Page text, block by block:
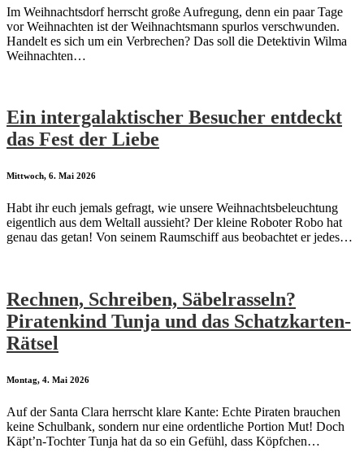
Im Weihnachtsdorf herrscht große Aufregung, denn ein paar Tage
vor Weihnachten ist der Weihnachtsmann spurlos verschwunden.
Handelt es sich um ein Verbrechen? Das soll die Detektivin Wilma
Weihnachten…
Ein intergalaktischer Besucher entdeckt
das Fest der Liebe
Mittwoch, 6. Mai 2026
Habt ihr euch jemals gefragt, wie unsere Weihnachtsbeleuchtung
eigentlich aus dem Weltall aussieht? Der kleine Roboter Robo hat
genau das getan! Von seinem Raumschiff aus beobachtet er jedes…
Rechnen, Schreiben, Säbelrasseln?
Piratenkind Tunja und das Schatzkarten-
Rätsel
Montag, 4. Mai 2026
Auf der Santa Clara herrscht klare Kante: Echte Piraten brauchen
keine Schulbank, sondern nur eine ordentliche Portion Mut! Doch
Käpt’n-Tochter Tunja hat da so ein Gefühl, dass Köpfchen…